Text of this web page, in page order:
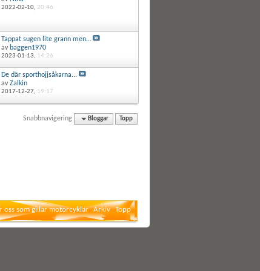
2022-02-10, 20:46
Tappat sugen lite grann men…
av baggen1970
2023-01-13, 14:26
De där sporthojjsåkarna...
avZalkin
2017-12-27, 19:17
Snabbnavigering Bloggar Topp
oss som gillar motorcyklar Arkiv Topp